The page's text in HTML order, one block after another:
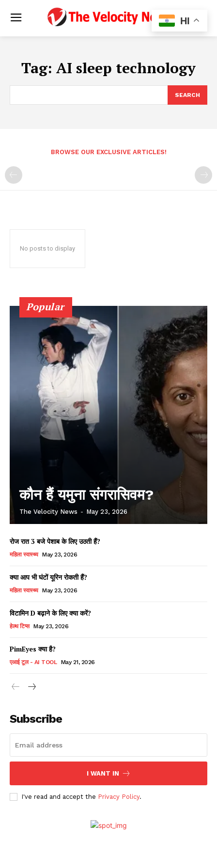
Tag: AI sleep technology
SEARCH
BROWSE OUR EXCLUSIVE ARTICLES!
No posts to display
Popular
कौन हैं यमुना संगरासिवम?
The Velocity News - May 23, 2026
रोज रात 3 बजे पेशाब के लिए उठती हैं?
महिला स्वास्थ्य May 23, 2026
क्या आप भी घंटों यूरिन रोकती हैं?
महिला स्वास्थ्य May 23, 2026
विटामिन D बढ़ाने के लिए क्या करें?
हेल्थ टिप्स May 23, 2026
PimEyes क्या है?
एआई टूल - AI TOOL May 21, 2026
Subscribe
I WANT IN
I've read and accept the Privacy Policy.
HI